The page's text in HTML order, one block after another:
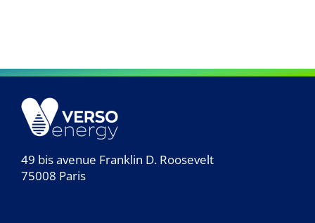
49 bis avenue Franklin D. Roosevelt
75008 Paris